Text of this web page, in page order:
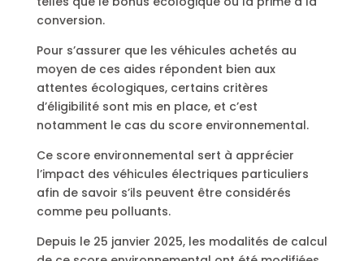
conversion.
Pour s’assurer que les véhicules achetés au
moyen de ces aides répondent bien aux
attentes écologiques, certains critères
d’éligibilité sont mis en place, et c’est
notamment le cas du score environnemental.
Ce score environnemental sert à apprécier
l’impact des véhicules électriques particuliers
afin de savoir s’ils peuvent être considérés
comme peu polluants.
Depuis le 25 janvier 2025, les modalités de calcul